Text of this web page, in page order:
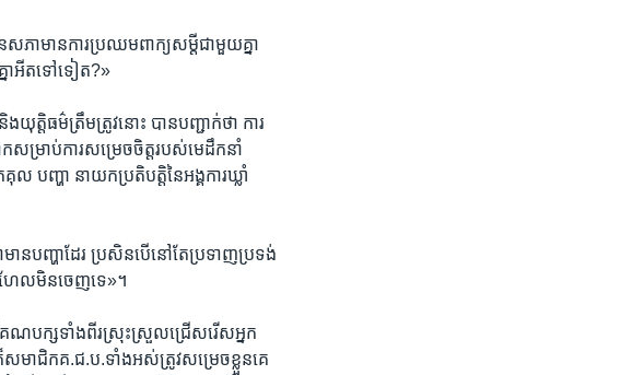
សភា​មាន​ការ​ប្រឈម​ពាក្យ​សម្តី​ជាមួយ​គ្នា​
នា​អី​ត​ទៅ​ទៀត?»​
ត្តិធម៌​ត្រឹមត្រូវ​នោះ​ បាន​បញ្ជាក់​ថា​ ការ​
សម្រាប់​ការ​សម្រេចចិត្ត​របស់​មេដឹក​នាំ​
បញ្ហា ​នាយក​ប្រតិបត្តិ​នៃ​អង្គការ​ឃ្លាំ​
ន​បញ្ហា​ដែរ ​ប្រសិនបើ​នៅតែ​ប្រទាញ​ប្រទង់​
ហែលមិន​ចេញ​ទេ»។​
ណបក្ស​ទាំងពីរ​ស្រុះស្រួល​ជ្រើសរើស​អ្នក​
សមាជិក​គ.ជ.ប.ទាំងអស់​ត្រូវ​សម្រេច​ខ្លួន​គេ​